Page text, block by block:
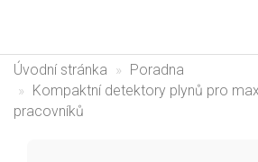
Úvodní stránka
Poradna
Kompaktní detektory plynů pro
pracovníků